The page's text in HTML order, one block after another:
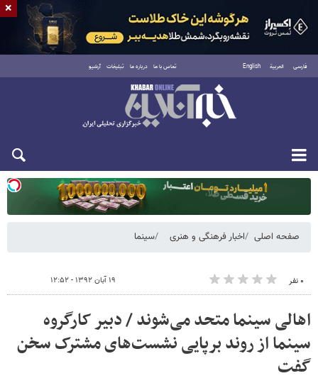
فارسی العربية English تماس با ما درباره ما تبلیغات آرشیو
یکشنبه ۱۸ مرداد ۱۴۰۵
صفحه اصلی اخبار فرهنگی و هنری سینما
۰ نفر ۱۹ آبان ۱۳۹۲ - ۱۲:۵۲
اهالی سینما متحد می‌شوند / دبیر کارگروه
سینما از روند برپایی نشست‌های مشترک سخن
گفت
×